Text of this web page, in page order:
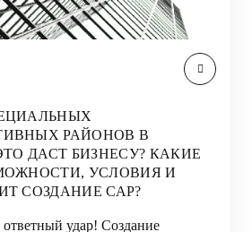
РАЙОНОВ В
ДАСТ БИЗНЕСУ? КАКИЕ
УСЛОВИЯ И
СОЗДАНИЕ САР?
удар! Создание